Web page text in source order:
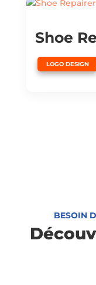
Shoe
LOGO DESIGN
BESOIN